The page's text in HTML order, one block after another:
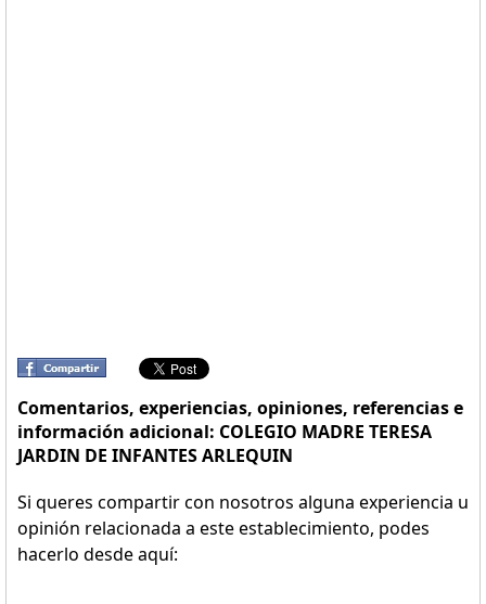
Comentarios, experiencias, opiniones, referencias e
información adicional: COLEGIO MADRE TERESA
JARDIN DE INFANTES ARLEQUIN
Si queres compartir con nosotros alguna experiencia u
opinión relacionada a este establecimiento, podes
hacerlo desde aquí: